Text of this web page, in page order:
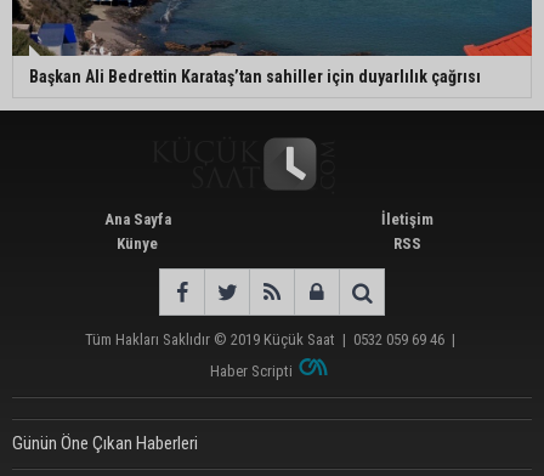
Başkan Ali Bedrettin Karataş’tan sahiller için duyarlılık çağrısı
Ana Sayfa
Künye
İletişim
RSS
Tüm Hakları Saklıdır © 2019 Küçük Saat | 0532 059 69 46 |
Haber Scripti
Günün Öne Çıkan Haberleri